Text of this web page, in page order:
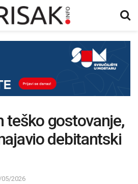
teško gostovanje,
debitantski
2026